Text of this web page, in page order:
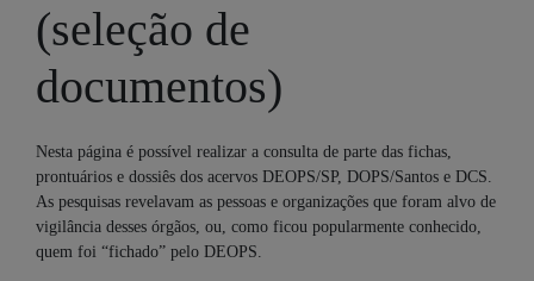
(seleção de
documentos)
Nesta página é possível realizar a consulta de parte das fichas,
prontuários e dossiês dos acervos DEOPS/SP, DOPS/Santos e DCS.
As pesquisas revelavam as pessoas e organizações que foram alvo de
vigilância desses órgãos, ou, como ficou popularmente conhecido,
quem foi “fichado” pelo DEOPS.